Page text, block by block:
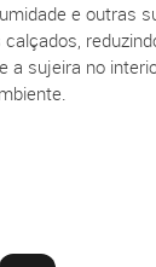
e outras
a sujeira no